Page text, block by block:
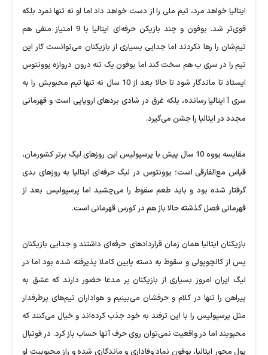
ایتالیا خواهد مرد، تیم ملی را از دست خواهد داد اما او نه تنها نمرد بلکه
قوی‌تر شد. بوفون و چند بازیکن حرفه‌ای ایتالیا با 9 امتیاز منفی هم
تیم‌شان را رها نکردند اما جدایی بسیاری از بازیکنان می‌توانست کار این
تیم را در سری ب هم سخت کند اما بوفون یک تنه درون دروازه یوونتوس
ایستاد تا ماندگار شود تا حالا بعد از 10 سال نه تنها تیم محبوبش را به
سری آ ایتالیا رسانده، بلکه غرق در شادی بردهای اروپایی است و قهرمانی
مجدد در ایتالیا را جشن می‌گیرد.
مقایسه یووه 10 سال پیش با پرسپولیس این روزهای لیگ برتر کشورمان،
قیاس مع‌الفارقی است؛ یوونتوس در لیگ حرفه‌ای ایتالیا به روزهای بدی
گرفتار شده بود و باید طعم سقوط را می‌چشید اما پرسپولیس بعد از
قهرمانی فصل گذشته حالا باز هم در کورس قهرمانی است.
بازیکنان ایتالیا همان زمان قراردادهای حرفه‌ای داشتند و جدایی بازیکنان
پس از کالچوپولی و سقوط به دسته پایین کاملا پذیرفته شده بود اما در
لیگ ایران امروز بسیاری از بازیکنان پر مدعا حضور دارند که عشق به
پیراهن را تنها در کلام و حرفشان می‌بینیم و هواداران تیم‌های پرطرفدار
مثل پرسپولیس را با این ترفند به خود جذب کرده‌اند و خیال می‌کنند که
محبوبند اما در واقعیت نمی‌توان روی حرف آنها حساب باز کرد. در فوتبال
پول محور ایتالیا، بوفون نماد وفاداری و ماندگاری شده و راز محبوبیت او